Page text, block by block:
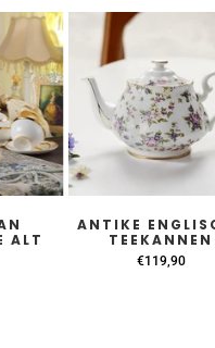
ALT
ANTIKE
TEEKANNEN
€119,90